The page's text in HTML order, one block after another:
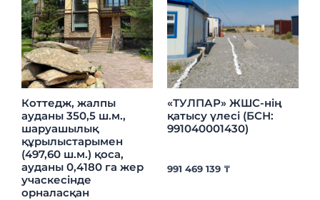
Коттедж, жалпы
ауданы 350,5 ш.м.,
шаруашылық
құрылыстарымен
(497,60 ш.м.) қоса,
ауданы 0,4180 га жер
учаскесінде
орналасқан
«ТУЛПАР» ЖШС-нің
қатысу үлесі (БСН:
991040001430)
991 469 139 ₸